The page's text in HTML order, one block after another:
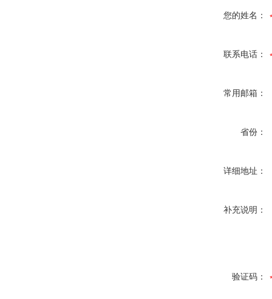
您的姓名：
联系电话：
常用邮箱：
省份：
详细地址：
补充说明：
验证码：